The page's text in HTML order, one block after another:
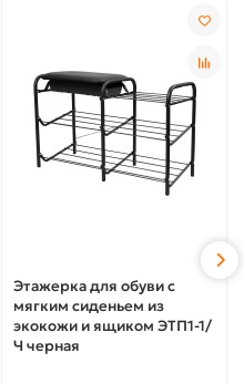
Этажерка для обуви с
мягким сиденьем из
экокожи и ящиком ЭТП1-1/
Ч черная